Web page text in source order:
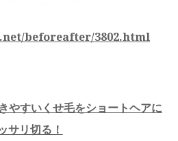
beforeafter/3802.html
やすいくせ毛をショートヘアに
サリ切る！